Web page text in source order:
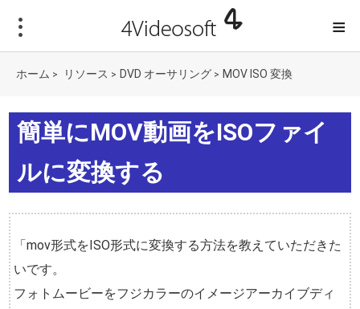
≡
ホーム > リソース > DVD オーサリング > MOV ISO 変換
簡単にMOV動画をISOファイ
ルに変換する
「mov形式をISO形式に変換する方法を教えていただきた
いです。
フォトムービーをフジカラーのイメージアーカイブディ